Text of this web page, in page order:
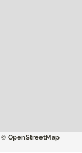
© OpenStreetMap